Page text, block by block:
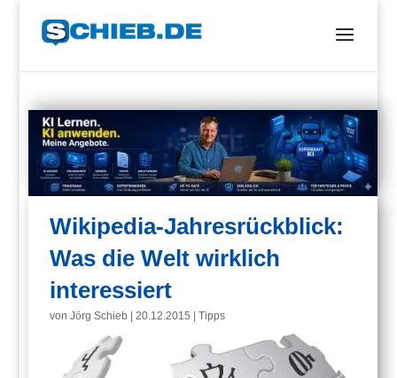
Wikipedia-Jahresrückblick:
Was die Welt wirklich
interessiert
vonJörg Schieb |20.12.2015 |Tipps